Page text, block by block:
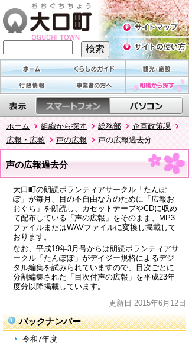
ホーム 組織から探す 総務部
企画政策課
広報・広聴
声の広報 声の広報過去分
声の広報過去分
大口町の朗読ボランティアサークル「たんぽ
ぽ」が毎月、目の不自由な方のために「広報お
おぐち」を朗読し、カセットテープやCDに収め
て配布している「声の広報」をそのまま、MP3
ファイルまたはWAVファイルに変換し掲載して
おります。
なお、平成19年3月号からは朗読ボランティアサ
ークル「たんぽぽ」がデイジー規格によるデジ
タル編集を試みられていますので、目次ごとに
分割編集された「目次付声の広報」を平成23年
度分以降掲載しています。
更新日 2015年6月12日
バックナンバー
令和7年度